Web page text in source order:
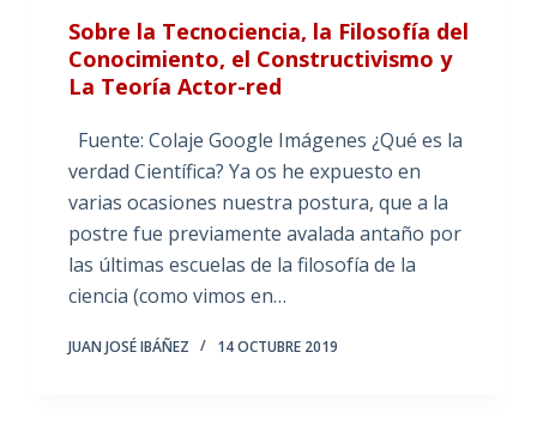
Sobre la Tecnociencia, la Filosofía del
Conocimiento, el Constructivismo y
La Teoría Actor-red
Fuente: Colaje Google Imágenes ¿Qué es la
verdad Científica? Ya os he expuesto en
varias ocasiones nuestra postura, que a la
postre fue previamente avalada antaño por
las últimas escuelas de la filosofía de la
ciencia (como vimos en…
JUAN JOSÉ IBÁÑEZ 14 OCTUBRE 2019